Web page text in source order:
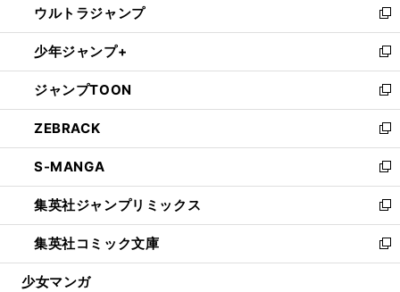
く
で
開
く
ド
ウ
で
開
く
ィ
ン
ド
ウ
で
開
く
い
ウ
ィ
ン
ド
ウ
で
開
く
ウルトラジャンプ
新
し
い
ウ
ィ
ン
ド
ウ
で
開
く
少年ジャンプ+
新
し
い
ウ
ィ
ン
ド
ウ
で
開
く
ジャンプTOON
新
し
い
ウ
ィ
ン
ド
ウ
で
開
ZEBRACK
新
し
い
ウ
ィ
ン
ド
ウ
S-MANGA
新
し
い
ウ
ィ
ン
集英社ジャンプリミックス
新
し
い
ウ
集英社コミック文庫
新
し
少女マンガ